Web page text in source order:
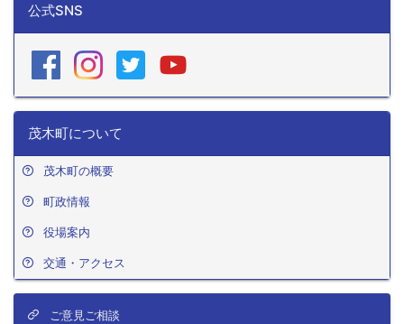
公式SNS
茂木町について
茂木町の概要
町政情報
役場案内
交通・アクセス
ご意見ご相談